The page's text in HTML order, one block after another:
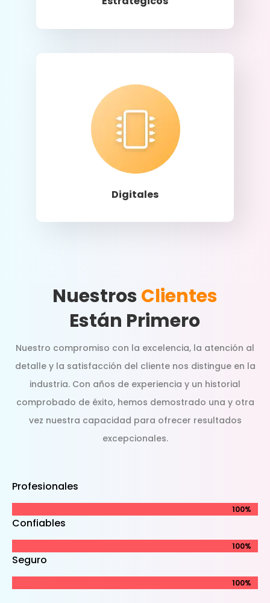
Digitales
Llamar
NuestrosClientes
Están Primero
Nuestro compromiso con la excelencia, la atención al
detalle y la satisfacción del cliente nos distingue en la
industria. Con años de experiencia y un historial
comprobado de éxito, hemos demostrado una y otra
vez nuestra capacidad para ofrecer resultados
excepcionales.
Profesionales
100%
100%
Confiables
100%
100%
Seguro
100%
100%